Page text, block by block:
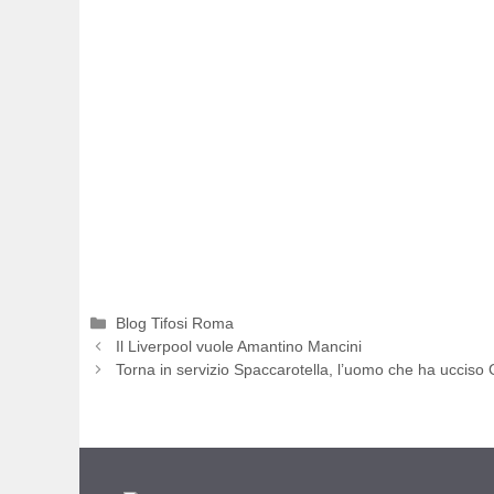
Categorie
Blog Tifosi Roma
Il Liverpool vuole Amantino Mancini
Torna in servizio Spaccarotella, l’uomo che ha ucciso